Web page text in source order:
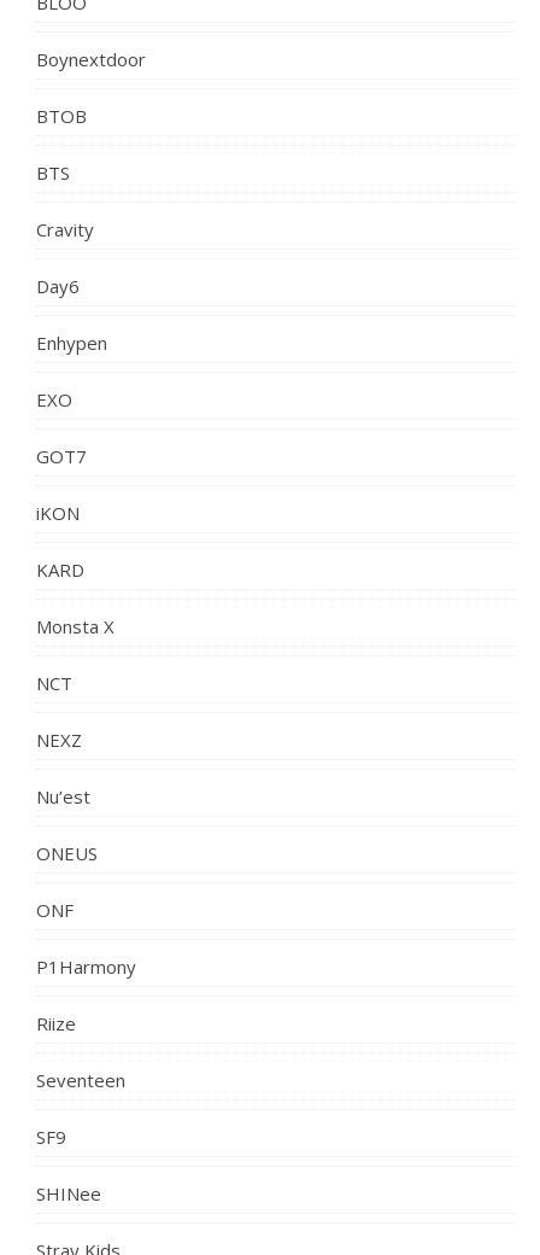
Boynextdoor
BTOB
BTS
Cravity
Day6
Enhypen
EXO
GOT7
iKON
KARD
Monsta X
NCT
NEXZ
Nu’est
ONEUS
ONF
P1Harmony
Riize
Seventeen
SF9
SHINee
Stray Kids